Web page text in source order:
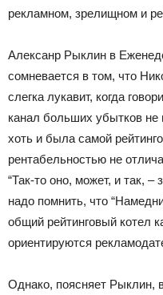
рекламном, зрелищном и
Алексанр Рыклин в
сомневается в том, что
слегка лукавит, когда
канал больших убытков не
хоть и была самой
рентабельностью не
“Так-то оно, может, и так,
надо помнить, что
общий рейтинговый котел
ориентируются
Однако, поясняет Рыклин,